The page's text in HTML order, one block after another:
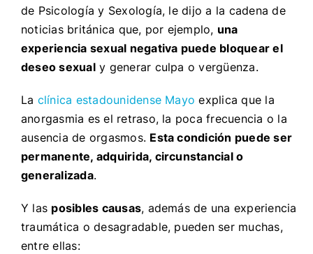
de Psicología y Sexología, le dijo a la cadena de
noticias británica que, por ejemplo, una
experiencia sexual negativa puede bloquear el
deseo sexualy generar culpa o vergüenza.
La clínica estadounidense Mayo explica que la
anorgasmia es el retraso, la poca frecuencia o la
ausencia de orgasmos. Esta condición puede ser
permanente, adquirida, circunstancial o
generalizada.
Y las posibles causas, además de una experiencia
traumática o desagradable, pueden ser muchas,
entre ellas: